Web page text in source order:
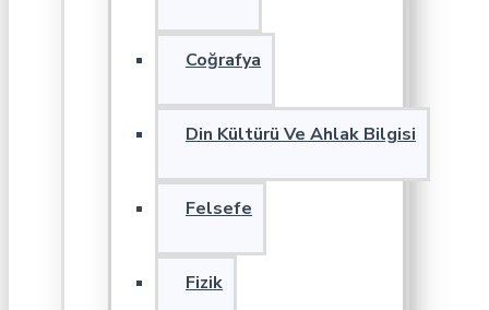
Coğrafya
Din Kültürü Ve Ahlak Bilgisi
Felsefe
Fizik